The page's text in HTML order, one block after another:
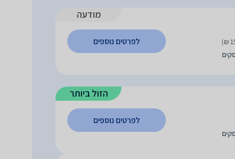
לפרטים נוספים
מודעה
הזול ביותר
לפרטים נוספים